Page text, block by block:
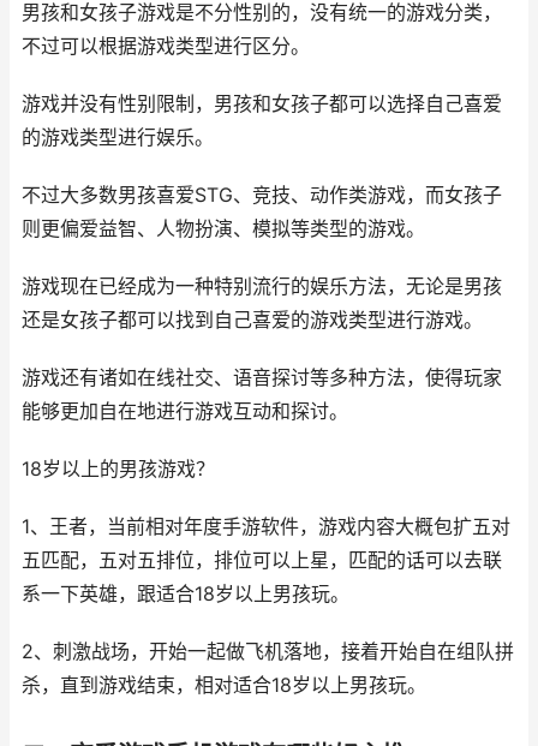
男孩和女孩子游戏是不分性别的，没有统一的游戏分类，
不过可以根据游戏类型进行区分。
游戏并没有性别限制，男孩和女孩子都可以选择自己喜爱
的游戏类型进行娱乐。
不过大多数男孩喜爱STG、竞技、动作类游戏，而女孩子
则更偏爱益智、人物扮演、模拟等类型的游戏。
游戏现在已经成为一种特别流行的娱乐方法，无论是男孩
还是女孩子都可以找到自己喜爱的游戏类型进行游戏。
游戏还有诸如在线社交、语音探讨等多种方法，使得玩家
能够更加自在地进行游戏互动和探讨。
18岁以上的男孩游戏？
1、王者，当前相对年度手游软件，游戏内容大概包扩五对
五匹配，五对五排位，排位可以上星，匹配的话可以去联
系一下英雄，跟适合18岁以上男孩玩。
2、刺激战场，开始一起做飞机落地，接着开始自在组队拼
杀，直到游戏结束，相对适合18岁以上男孩玩。